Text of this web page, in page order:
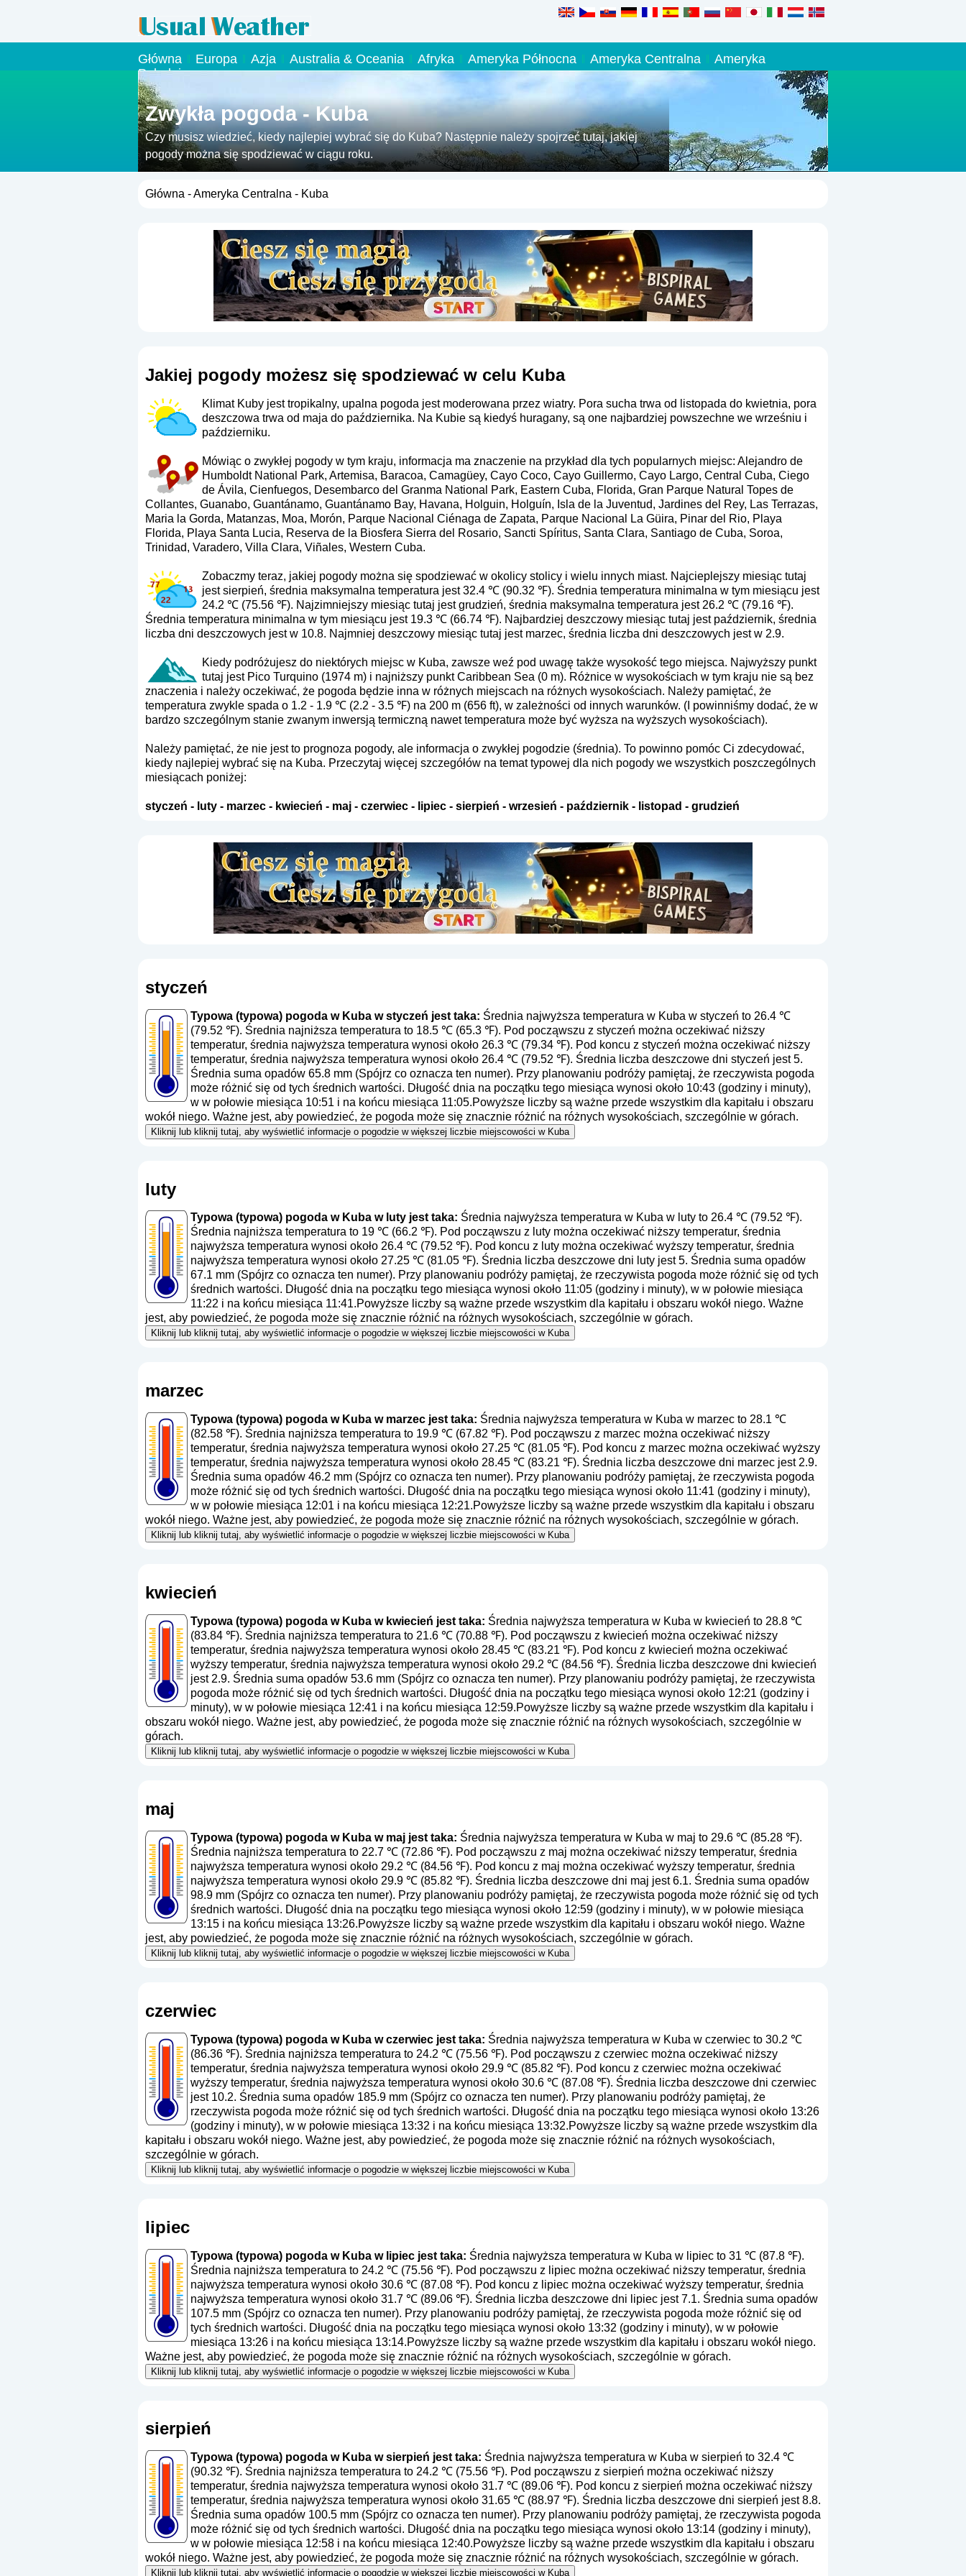
Główna Europa Azja Australia & Oceania Afryka Ameryka Północna Ameryka Centralna
Ameryka
Południowa
Zwykła pogoda - Kuba
Czy musisz wiedzieć, kiedy najlepiej wybrać się do Kuba? Następnie należy spojrzeć tutaj, jakiej
pogody można się spodziewać w ciągu roku.
Główna -Ameryka Centralna - Kuba
Jakiej pogody możesz się spodziewać w celu Kuba
Klimat Kuby jest tropikalny, upalna pogoda jest moderowana przez wiatry. Pora sucha trwa od listopada do kwietnia, pora
deszczowa trwa od maja do października. Na Kubie są kiedyś huragany, są one najbardziej powszechne we wrześniu i
październiku.
Mówiąc o zwykłej pogody w tym kraju, informacja ma znaczenie na przykład dla tych popularnych miejsc: Alejandro de
Humboldt National Park, Artemisa, Baracoa, Camagüey, Cayo Coco, Cayo Guillermo, Cayo Largo, Central Cuba, Ciego
de Ávila, Cienfuegos, Desembarco del Granma National Park, Eastern Cuba, Florida, Gran Parque Natural Topes de
Collantes, Guanabo, Guantánamo, Guantánamo Bay, Havana, Holguin, Holguín, Isla de la Juventud, Jardines del Rey, Las Terrazas,
Maria la Gorda, Matanzas, Moa, Morón, Parque Nacional Ciénaga de Zapata, Parque Nacional La Güira, Pinar del Rio, Playa
Florida, Playa Santa Lucia, Reserva de la Biosfera Sierra del Rosario, Sancti Spíritus, Santa Clara, Santiago de Cuba, Soroa,
Trinidad, Varadero, Villa Clara, Viñales, Western Cuba.
Zobaczmy teraz, jakiej pogody można się spodziewać w okolicy stolicy i wielu innych miast. Najcieplejszy miesiąc tutaj
jest sierpień, średnia maksymalna temperatura jest 32.4 ℃ (90.32 ℉). Średnia temperatura minimalna w tym miesiącu jest
24.2 ℃ (75.56 ℉). Najzimniejszy miesiąc tutaj jest grudzień, średnia maksymalna temperatura jest 26.2 ℃ (79.16 ℉).
Średnia temperatura minimalna w tym miesiącu jest 19.3 ℃ (66.74 ℉). Najbardziej deszczowy miesiąc tutaj jest październik, średnia
liczba dni deszczowych jest w 10.8. Najmniej deszczowy miesiąc tutaj jest marzec, średnia liczba dni deszczowych jest w 2.9.
Kiedy podróżujesz do niektórych miejsc w Kuba, zawsze weź pod uwagę także wysokość tego miejsca. Najwyższy punkt
tutaj jest Pico Turquino (1974 m) i najniższy punkt Caribbean Sea (0 m). Różnice w wysokościach w tym kraju nie są bez
znaczenia i należy oczekiwać, że pogoda będzie inna w różnych miejscach na różnych wysokościach. Należy pamiętać, że
temperatura zwykle spada o 1.2 - 1.9 ℃ (2.2 - 3.5 ℉) na 200 m (656 ft), w zależności od innych warunków. (I powinniśmy dodać, że w
bardzo szczególnym stanie zwanym inwersją termiczną nawet temperatura może być wyższa na wyższych wysokościach).
Należy pamiętać, że nie jest to prognoza pogody, ale informacja o zwykłej pogodzie (średnia). To powinno pomóc Ci zdecydować,
kiedy najlepiej wybrać się na Kuba. Przeczytaj więcej szczegółów na temat typowej dla nich pogody we wszystkich poszczególnych
miesiącach poniżej:
styczeń - luty- marzec- kwiecień - maj- czerwiec- lipiec- sierpień - wrzesień - październik- listopad - grudzień
styczeń
Typowa (typowa) pogoda w Kuba w styczeń jest taka: Średnia najwyższa temperatura w Kuba w styczeń to 26.4 ℃
(79.52 ℉). Średnia najniższa temperatura to 18.5 ℃ (65.3 ℉). Pod począwszu z styczeń można oczekiwać niższy
temperatur, średnia najwyższa temperatura wynosi około 26.3 ℃ (79.34 ℉). Pod koncu z styczeń można oczekiwać niższy
temperatur, średnia najwyższa temperatura wynosi około 26.4 ℃ (79.52 ℉). Średnia liczba deszczowe dni styczeń jest 5.
Średnia suma opadów 65.8 mm (Spójrz co oznacza ten numer). Przy planowaniu podróży pamiętaj, że rzeczywista pogoda
może różnić się od tych średnich wartości. Długość dnia na początku tego miesiąca wynosi około 10:43 (godziny i minuty),
w w połowie miesiąca 10:51 i na końcu miesiąca 11:05.Powyższe liczby są ważne przede wszystkim dla kapitału i obszaru
wokół niego. Ważne jest, aby powiedzieć, że pogoda może się znacznie różnić na różnych wysokościach, szczególnie w górach.
Kliknij lub kliknij tutaj, aby wyświetlić informacje o pogodzie w większej liczbie miejscowości w Kuba
luty
Typowa (typowa) pogoda w Kuba w luty jest taka: Średnia najwyższa temperatura w Kuba w luty to 26.4 ℃ (79.52 ℉).
Średnia najniższa temperatura to 19 ℃ (66.2 ℉). Pod począwszu z luty można oczekiwać niższy temperatur, średnia
najwyższa temperatura wynosi około 26.4 ℃ (79.52 ℉). Pod koncu z luty można oczekiwać wyższy temperatur, średnia
najwyższa temperatura wynosi około 27.25 ℃ (81.05 ℉). Średnia liczba deszczowe dni luty jest 5. Średnia suma opadów
67.1 mm (Spójrz co oznacza ten numer). Przy planowaniu podróży pamiętaj, że rzeczywista pogoda może różnić się od tych
średnich wartości. Długość dnia na początku tego miesiąca wynosi około 11:05 (godziny i minuty), w w połowie miesiąca
11:22 i na końcu miesiąca 11:41.Powyższe liczby są ważne przede wszystkim dla kapitału i obszaru wokół niego. Ważne
jest, aby powiedzieć, że pogoda może się znacznie różnić na różnych wysokościach, szczególnie w górach.
Kliknij lub kliknij tutaj, aby wyświetlić informacje o pogodzie w większej liczbie miejscowości w Kuba
marzec
Typowa (typowa) pogoda w Kuba w marzec jest taka: Średnia najwyższa temperatura w Kuba w marzec to 28.1 ℃
(82.58 ℉). Średnia najniższa temperatura to 19.9 ℃ (67.82 ℉). Pod począwszu z marzec można oczekiwać niższy
temperatur, średnia najwyższa temperatura wynosi około 27.25 ℃ (81.05 ℉). Pod koncu z marzec można oczekiwać wyższy
temperatur, średnia najwyższa temperatura wynosi około 28.45 ℃ (83.21 ℉). Średnia liczba deszczowe dni marzec jest 2.9.
Średnia suma opadów 46.2 mm (Spójrz co oznacza ten numer). Przy planowaniu podróży pamiętaj, że rzeczywista pogoda
może różnić się od tych średnich wartości. Długość dnia na początku tego miesiąca wynosi około 11:41 (godziny i minuty),
w w połowie miesiąca 12:01 i na końcu miesiąca 12:21.Powyższe liczby są ważne przede wszystkim dla kapitału i obszaru
wokół niego. Ważne jest, aby powiedzieć, że pogoda może się znacznie różnić na różnych wysokościach, szczególnie w górach.
Kliknij lub kliknij tutaj, aby wyświetlić informacje o pogodzie w większej liczbie miejscowości w Kuba
kwiecień
Typowa (typowa) pogoda w Kuba w kwiecień jest taka: Średnia najwyższa temperatura w Kuba w kwiecień to 28.8 ℃
(83.84 ℉). Średnia najniższa temperatura to 21.6 ℃ (70.88 ℉). Pod począwszu z kwiecień można oczekiwać niższy
temperatur, średnia najwyższa temperatura wynosi około 28.45 ℃ (83.21 ℉). Pod koncu z kwiecień można oczekiwać
wyższy temperatur, średnia najwyższa temperatura wynosi około 29.2 ℃ (84.56 ℉). Średnia liczba deszczowe dni kwiecień
jest 2.9. Średnia suma opadów 53.6 mm (Spójrz co oznacza ten numer). Przy planowaniu podróży pamiętaj, że rzeczywista
pogoda może różnić się od tych średnich wartości. Długość dnia na początku tego miesiąca wynosi około 12:21 (godziny i
minuty), w w połowie miesiąca 12:41 i na końcu miesiąca 12:59.Powyższe liczby są ważne przede wszystkim dla kapitału i
obszaru wokół niego. Ważne jest, aby powiedzieć, że pogoda może się znacznie różnić na różnych wysokościach, szczególnie w
górach.
Kliknij lub kliknij tutaj, aby wyświetlić informacje o pogodzie w większej liczbie miejscowości w Kuba
maj
Typowa (typowa) pogoda w Kuba w maj jest taka: Średnia najwyższa temperatura w Kuba w maj to 29.6 ℃ (85.28 ℉).
Średnia najniższa temperatura to 22.7 ℃ (72.86 ℉). Pod począwszu z maj można oczekiwać niższy temperatur, średnia
najwyższa temperatura wynosi około 29.2 ℃ (84.56 ℉). Pod koncu z maj można oczekiwać wyższy temperatur, średnia
najwyższa temperatura wynosi około 29.9 ℃ (85.82 ℉). Średnia liczba deszczowe dni maj jest 6.1. Średnia suma opadów
98.9 mm (Spójrz co oznacza ten numer). Przy planowaniu podróży pamiętaj, że rzeczywista pogoda może różnić się od tych
średnich wartości. Długość dnia na początku tego miesiąca wynosi około 12:59 (godziny i minuty), w w połowie miesiąca
13:15 i na końcu miesiąca 13:26.Powyższe liczby są ważne przede wszystkim dla kapitału i obszaru wokół niego. Ważne
jest, aby powiedzieć, że pogoda może się znacznie różnić na różnych wysokościach, szczególnie w górach.
Kliknij lub kliknij tutaj, aby wyświetlić informacje o pogodzie w większej liczbie miejscowości w Kuba
czerwiec
Typowa (typowa) pogoda w Kuba w czerwiec jest taka: Średnia najwyższa temperatura w Kuba w czerwiec to 30.2 ℃
(86.36 ℉). Średnia najniższa temperatura to 24.2 ℃ (75.56 ℉). Pod począwszu z czerwiec można oczekiwać niższy
temperatur, średnia najwyższa temperatura wynosi około 29.9 ℃ (85.82 ℉). Pod koncu z czerwiec można oczekiwać
wyższy temperatur, średnia najwyższa temperatura wynosi około 30.6 ℃ (87.08 ℉). Średnia liczba deszczowe dni czerwiec
jest 10.2. Średnia suma opadów 185.9 mm (Spójrz co oznacza ten numer). Przy planowaniu podróży pamiętaj, że
rzeczywista pogoda może różnić się od tych średnich wartości. Długość dnia na początku tego miesiąca wynosi około 13:26
(godziny i minuty), w w połowie miesiąca 13:32 i na końcu miesiąca 13:32.Powyższe liczby są ważne przede wszystkim dla
kapitału i obszaru wokół niego. Ważne jest, aby powiedzieć, że pogoda może się znacznie różnić na różnych wysokościach,
szczególnie w górach.
Kliknij lub kliknij tutaj, aby wyświetlić informacje o pogodzie w większej liczbie miejscowości w Kuba
lipiec
Typowa (typowa) pogoda w Kuba w lipiec jest taka: Średnia najwyższa temperatura w Kuba w lipiec to 31 ℃ (87.8 ℉).
Średnia najniższa temperatura to 24.2 ℃ (75.56 ℉). Pod począwszu z lipiec można oczekiwać niższy temperatur, średnia
najwyższa temperatura wynosi około 30.6 ℃ (87.08 ℉). Pod koncu z lipiec można oczekiwać wyższy temperatur, średnia
najwyższa temperatura wynosi około 31.7 ℃ (89.06 ℉). Średnia liczba deszczowe dni lipiec jest 7.1. Średnia suma opadów
107.5 mm (Spójrz co oznacza ten numer). Przy planowaniu podróży pamiętaj, że rzeczywista pogoda może różnić się od
tych średnich wartości. Długość dnia na początku tego miesiąca wynosi około 13:32 (godziny i minuty), w w połowie
miesiąca 13:26 i na końcu miesiąca 13:14.Powyższe liczby są ważne przede wszystkim dla kapitału i obszaru wokół niego.
Ważne jest, aby powiedzieć, że pogoda może się znacznie różnić na różnych wysokościach, szczególnie w górach.
Kliknij lub kliknij tutaj, aby wyświetlić informacje o pogodzie w większej liczbie miejscowości w Kuba
sierpień
Typowa (typowa) pogoda w Kuba w sierpień jest taka: Średnia najwyższa temperatura w Kuba w sierpień to 32.4 ℃
(90.32 ℉). Średnia najniższa temperatura to 24.2 ℃ (75.56 ℉). Pod począwszu z sierpień można oczekiwać niższy
temperatur, średnia najwyższa temperatura wynosi około 31.7 ℃ (89.06 ℉). Pod koncu z sierpień można oczekiwać niższy
temperatur, średnia najwyższa temperatura wynosi około 31.65 ℃ (88.97 ℉). Średnia liczba deszczowe dni sierpień jest 8.8.
Średnia suma opadów 100.5 mm (Spójrz co oznacza ten numer). Przy planowaniu podróży pamiętaj, że rzeczywista pogoda
może różnić się od tych średnich wartości. Długość dnia na początku tego miesiąca wynosi około 13:14 (godziny i minuty),
w w połowie miesiąca 12:58 i na końcu miesiąca 12:40.Powyższe liczby są ważne przede wszystkim dla kapitału i obszaru
wokół niego. Ważne jest, aby powiedzieć, że pogoda może się znacznie różnić na różnych wysokościach, szczególnie w górach.
Kliknij lub kliknij tutaj, aby wyświetlić informacje o pogodzie w większej liczbie miejscowości w Kuba